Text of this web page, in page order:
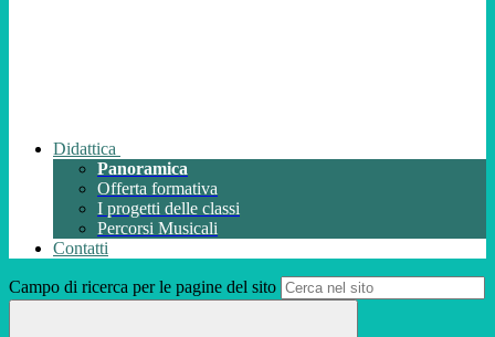
Didattica
Panoramica
Offerta formativa
I progetti delle classi
Percorsi Musicali
Contatti
Campo di ricerca per le pagine del sito